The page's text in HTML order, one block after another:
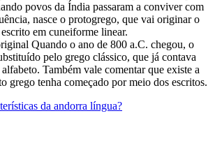
povos da Índia passaram a conviver com
nasce o protogrego, que vai originar o
em cuneiforme linear.
Quando o ano de 800 a.C. chegou, o
pelo grego clássico, que já contava
Também vale comentar que existe a
grego tenha começado por meio dos escritos.